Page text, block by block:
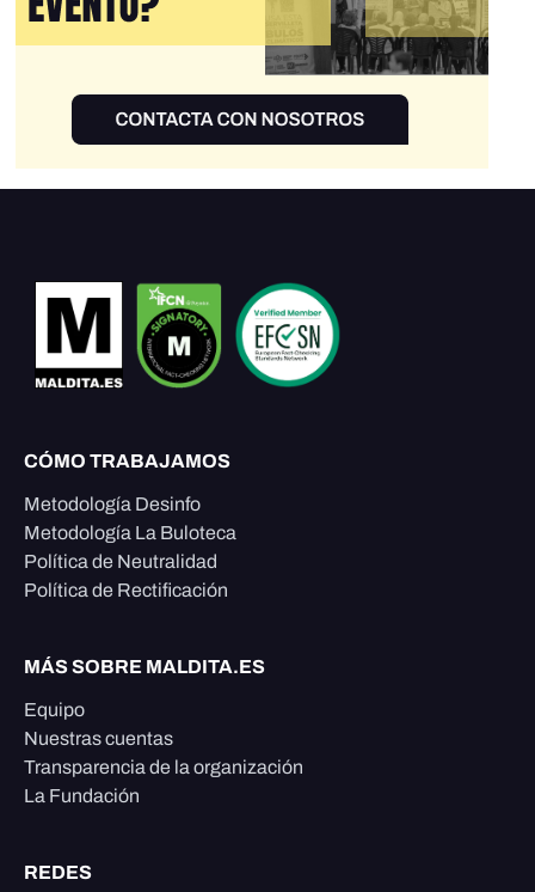
CÓMO TRABAJAMOS
Metodología Desinfo
Metodología La Buloteca
Política de Neutralidad
Política de Rectificación
MÁS SOBRE MALDITA.ES
Equipo
Nuestras cuentas
Transparencia de la organización
La Fundación
REDES